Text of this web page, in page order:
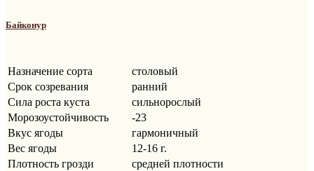
Байконур
Назначение сорта
столовый
Срок созревания
ранний
Сила роста куста
сильнорослый
Морозоустойчивость
-23
Вкус ягоды
гармоничный
Вес ягоды
12-16 г.
Плотность грозди
средней плотности